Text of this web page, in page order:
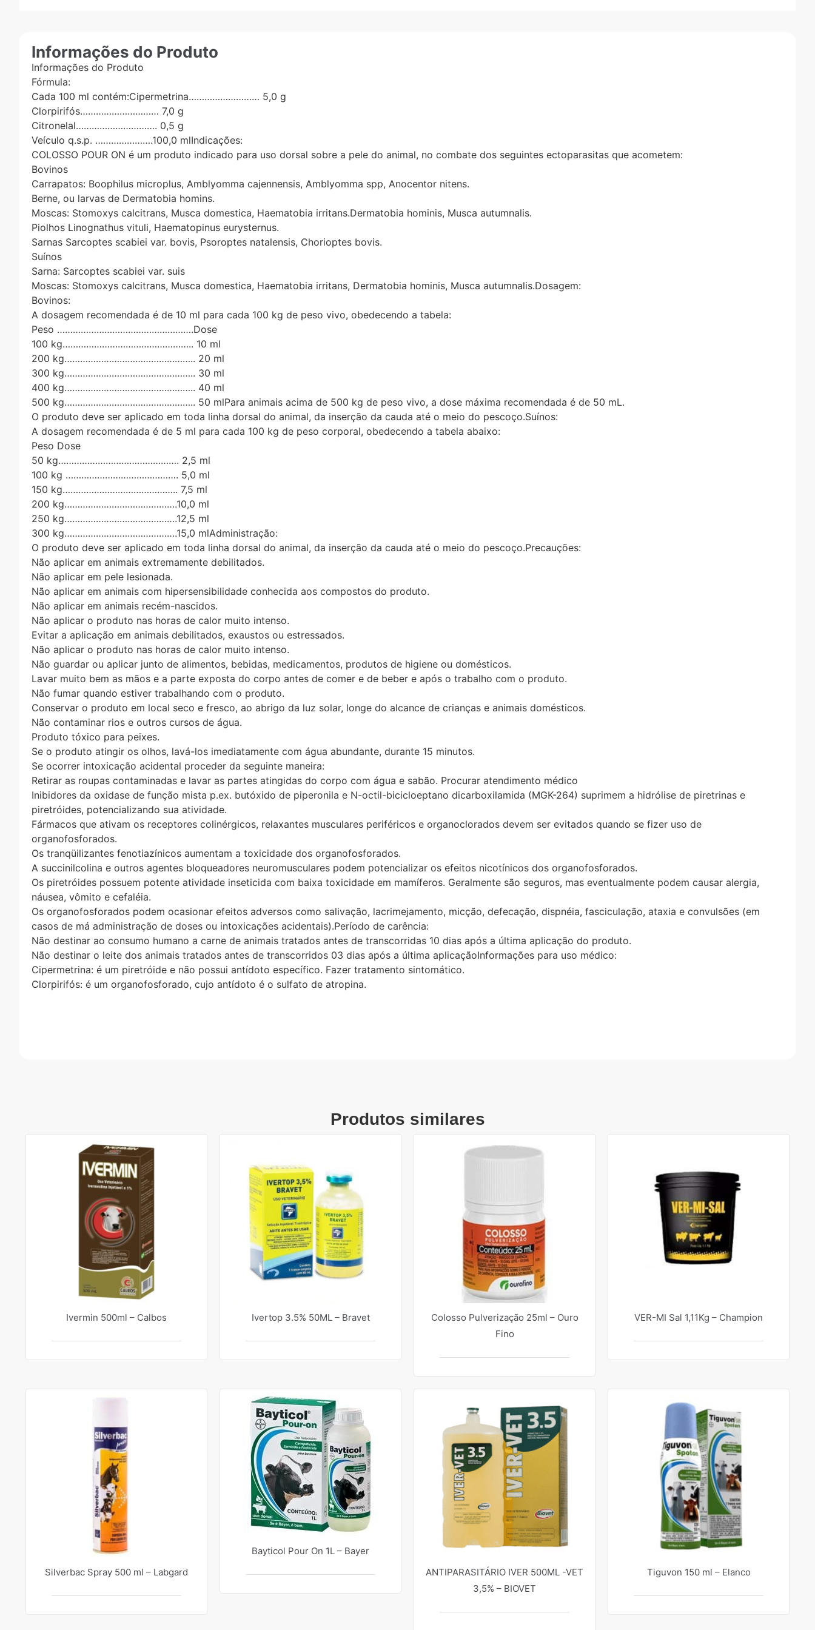
Informações do Produto
Informações do Produto
Fórmula:
Cada 100 ml contém:Cipermetrina……………………… 5,0 g
Clorpirifós………………………… 7,0 g
Citronelal…………………………. 0,5 g
Veículo q.s.p. ………………….100,0 mlIndicações:
COLOSSO POUR ON é um produto indicado para uso dorsal sobre a pele do animal, no combate dos seguintes ectoparasitas que acometem:
Bovinos
Carrapatos: Boophilus microplus, Amblyomma cajennensis, Amblyomma spp, Anocentor nitens.
Berne, ou larvas de Dermatobia homins.
Moscas: Stomoxys calcitrans, Musca domestica, Haematobia irritans.Dermatobia hominis, Musca autumnalis.
Piolhos Linognathus vituli, Haematopinus eurysternus.
Sarnas Sarcoptes scabiei var. bovis, Psoroptes natalensis, Chorioptes bovis.
Suínos
Sarna: Sarcoptes scabiei var. suis
Moscas: Stomoxys calcitrans, Musca domestica, Haematobia irritans, Dermatobia hominis, Musca autumnalis.Dosagem:
Bovinos:
A dosagem recomendada é de 10 ml para cada 100 kg de peso vivo, obedecendo a tabela:
Peso …………………………………………….Dose
100 kg………………………………………….. 10 ml
200 kg………………………………………….. 20 ml
300 kg………………………………………….. 30 ml
400 kg………………………………………….. 40 ml
500 kg………………………………………….. 50 mlPara animais acima de 500 kg de peso vivo, a dose máxima recomendada é de 50 mL.
O produto deve ser aplicado em toda linha dorsal do animal, da inserção da cauda até o meio do pescoço.Suínos:
A dosagem recomendada é de 5 ml para cada 100 kg de peso corporal, obedecendo a tabela abaixo:
Peso Dose
50 kg………………………………………. 2,5 ml
100 kg ……………………………………. 5,0 ml
150 kg…………………………………….. 7,5 ml
200 kg…………………………………….10,0 ml
250 kg…………………………………….12,5 ml
300 kg…………………………………….15,0 mlAdministração:
O produto deve ser aplicado em toda linha dorsal do animal, da inserção da cauda até o meio do pescoço.Precauções:
Não aplicar em animais extremamente debilitados.
Não aplicar em pele lesionada.
Não aplicar em animais com hipersensibilidade conhecida aos compostos do produto.
Não aplicar em animais recém-nascidos.
Não aplicar o produto nas horas de calor muito intenso.
Evitar a aplicação em animais debilitados, exaustos ou estressados.
Não aplicar o produto nas horas de calor muito intenso.
Não guardar ou aplicar junto de alimentos, bebidas, medicamentos, produtos de higiene ou domésticos.
Lavar muito bem as mãos e a parte exposta do corpo antes de comer e de beber e após o trabalho com o produto.
Não fumar quando estiver trabalhando com o produto.
Conservar o produto em local seco e fresco, ao abrigo da luz solar, longe do alcance de crianças e animais domésticos.
Não contaminar rios e outros cursos de água.
Produto tóxico para peixes.
Se o produto atingir os olhos, lavá-los imediatamente com água abundante, durante 15 minutos.
Se ocorrer intoxicação acidental proceder da seguinte maneira:
Retirar as roupas contaminadas e lavar as partes atingidas do corpo com água e sabão. Procurar atendimento médico
Inibidores da oxidase de função mista p.ex. butóxido de piperonila e N-octil-bicicloeptano dicarboxilamida (MGK-264) suprimem a hidrólise de piretrinas e
piretróides, potencializando sua atividade.
Fármacos que ativam os receptores colinérgicos, relaxantes musculares periféricos e organoclorados devem ser evitados quando se fizer uso de
organofosforados.
Os tranqüilizantes fenotiazínicos aumentam a toxicidade dos organofosforados.
A succinilcolina e outros agentes bloqueadores neuromusculares podem potencializar os efeitos nicotínicos dos organofosforados.
Os piretróides possuem potente atividade inseticida com baixa toxicidade em mamíferos. Geralmente são seguros, mas eventualmente podem causar alergia,
náusea, vômito e cefaléia.
Os organofosforados podem ocasionar efeitos adversos como salivação, lacrimejamento, micção, defecação, dispnéia, fasciculação, ataxia e convulsões (em
casos de má administração de doses ou intoxicações acidentais).Período de carência:
Não destinar ao consumo humano a carne de animais tratados antes de transcorridas 10 dias após a última aplicação do produto.
Não destinar o leite dos animais tratados antes de transcorridos 03 dias após a última aplicaçãoInformações para uso médico:
Cipermetrina: é um piretróide e não possui antídoto específico. Fazer tratamento sintomático.
Clorpirifós: é um organofosforado, cujo antídoto é o sulfato de atropina.
Produtos similares
Ivermin 500ml – Calbos Ivertop 3.5% 50ML – Bravet
Colosso Pulverização 25ml – Ouro
Fino
VER-MI Sal 1,11Kg – Champion
Silverbac Spray 500 ml – Labgard
Bayticol Pour On 1L – Bayer
ANTIPARASITÁRIO IVER 500ML -VET
3,5% – BIOVET
Tiguvon 150 ml – Elanco